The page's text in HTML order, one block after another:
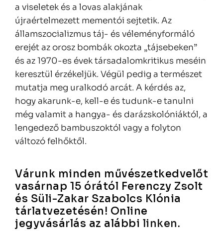
a viseletek és a lovas alakjának
újraértelmezett mementói sejtetik. Az
államszocializmus táj- és véleményformáló
erejét az orosz bombák okozta „tájsebeken”
és az 1970-es évek társadalomkritikus meséin
keresztül érzékeljük. Végül pedig a természet
mutatja meg uralkodó arcát. A kérdés az,
hogy akarunk-e, kell-e és tudunk-e tanulni
még valamit a hangya- és darázskolóniáktól, a
lengedező bambuszoktól vagy a folyton
változó felhőktől.
Várunk minden művészetkedvelőt
vasárnap 15 órától Ferenczy Zsolt
és Süli-Zakar Szabolcs Klónia
tárlatvezetésén! Online
jegyvásárlás az alábbi linken.